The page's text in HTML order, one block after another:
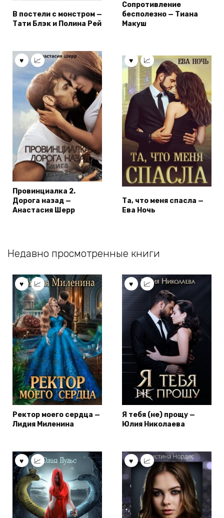
В постели с монстром —
Тати Блэк и Полина Рей
Сопротивление
бесполезно — Тиана
Макуш
Провинциалка 2.
Дорога назад —
Анастасия Шерр
Та, что меня спасла —
Ева Ночь
Недавно просмотренные книги
Ректор моего сердца —
Лидия Миленина
Я тебя (не) прощу —
Юлия Николаева